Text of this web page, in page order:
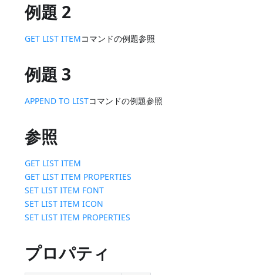
例題 2
GET LIST ITEMコマンドの例題参照
例題 3
APPEND TO LISTコマンドの例題参照
参照
GET LIST ITEM
GET LIST ITEM PROPERTIES
SET LIST ITEM FONT
SET LIST ITEM ICON
SET LIST ITEM PROPERTIES
プロパティ